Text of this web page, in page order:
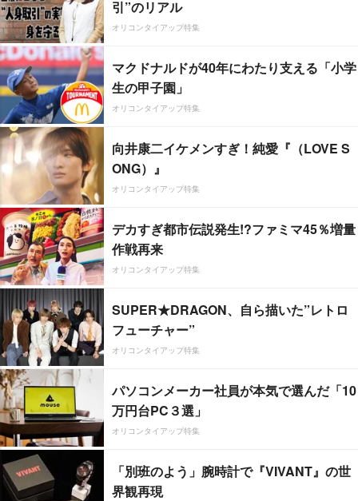
引”のリアル
オリコンタイアップ特集
マクドナルドが40年にわたり支える「小学
生の甲子園」
オリコンタイアップ特集
向井康二イケメンすぎ！純愛『（LOVE S
ONG）』
オリコンタイアップ特集
デカすぎ都市伝説発生!?ファミマ45％増量
作戦再来
オリコンタイアップ特集
SUPER★DRAGON、自ら描いた”レトロ
フューチャー”
オリコンタイアップ特集
パソコンメーカー社員が本気で選んだ「10
万円台PC３選」
オリコンタイアップ特集
「別班のよう」腕時計で『VIVANT』の世
界観再現